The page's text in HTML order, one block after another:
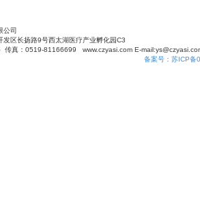
公司
发区长扬路9号西太湖医疗产业孵化园C3
传真 ： 0519-81166699 www.czyasi.com E-
备案号 ： 苏ICP备